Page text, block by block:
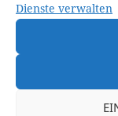
Dienste verwalten
Deine E-Mail-